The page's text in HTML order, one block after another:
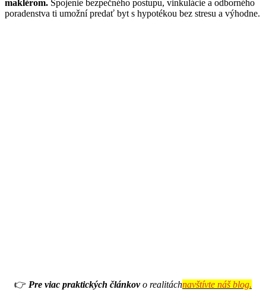
maklérom. Spojenie bezpečného postupu, vinkulácie a odborného
poradenstva ti umožní predať byt s hypotékou bez stresu a výhodne.
👉 Pre viac praktických článkovo realitáchnavštívte náš blog.